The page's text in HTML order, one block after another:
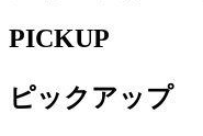
PICKUP
ピックアップ